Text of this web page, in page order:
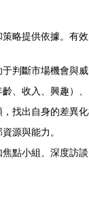
略提供依據。有
判斷市場機會與威
、收入、興趣）
找出自身的差異化
源與能力。
點小組、深度訪談